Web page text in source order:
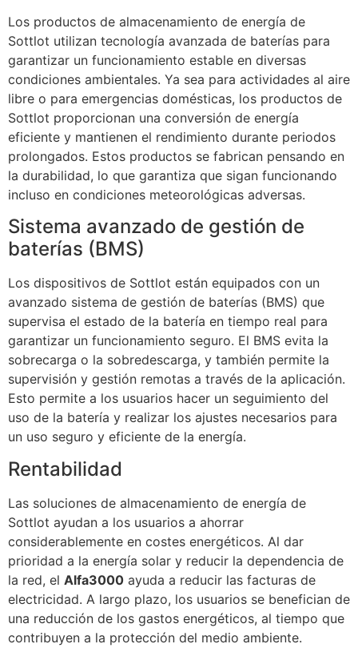
Los productos de almacenamiento de energía de
Sottlot utilizan tecnología avanzada de baterías para
garantizar un funcionamiento estable en diversas
condiciones ambientales. Ya sea para actividades al aire
libre o para emergencias domésticas, los productos de
Sottlot proporcionan una conversión de energía
eficiente y mantienen el rendimiento durante periodos
prolongados. Estos productos se fabrican pensando en
la durabilidad, lo que garantiza que sigan funcionando
incluso en condiciones meteorológicas adversas.
Sistema avanzado de gestión de
baterías (BMS)
Los dispositivos de Sottlot están equipados con un
avanzado sistema de gestión de baterías (BMS) que
supervisa el estado de la batería en tiempo real para
garantizar un funcionamiento seguro. El BMS evita la
sobrecarga o la sobredescarga, y también permite la
supervisión y gestión remotas a través de la aplicación.
Esto permite a los usuarios hacer un seguimiento del
uso de la batería y realizar los ajustes necesarios para
un uso seguro y eficiente de la energía.
Rentabilidad
Las soluciones de almacenamiento de energía de
Sottlot ayudan a los usuarios a ahorrar
considerablemente en costes energéticos. Al dar
prioridad a la energía solar y reducir la dependencia de
la red, el Alfa3000 ayuda a reducir las facturas de
electricidad. A largo plazo, los usuarios se benefician de
una reducción de los gastos energéticos, al tiempo que
contribuyen a la protección del medio ambiente.